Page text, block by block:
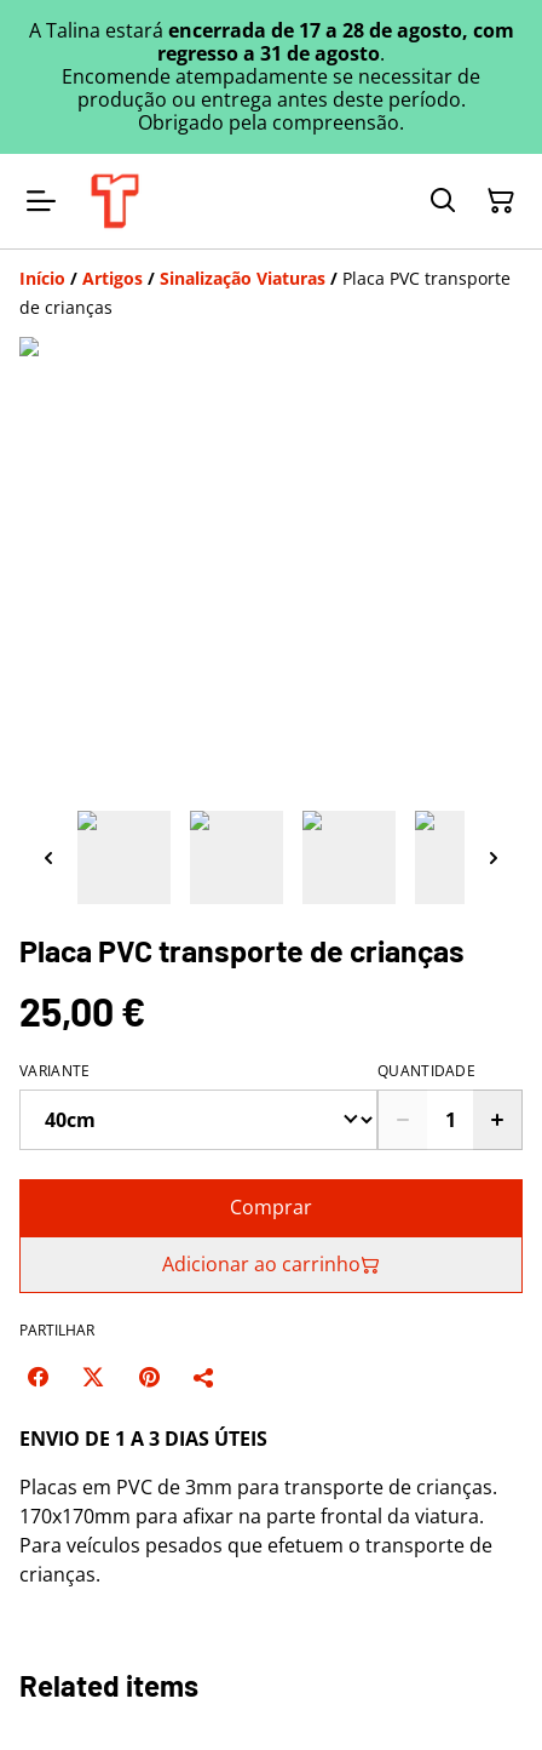
A Talina estará encerrada de 17 a 28 de agosto, com
regresso a 31 de agosto.
Encomende atempadamente se necessitar de
produção ou entrega antes deste período.
Obrigado pela compreensão.
Início / Artigos / Sinalização Viaturas / Placa PVC transporte
de crianças
Placa PVC transporte de crianças
25,00 €
VARIANTE QUANTIDADE
Comprar
Adicionar ao carrinho
PARTILHAR
ENVIO DE 1 A 3 DIAS ÚTEIS
Placas em PVC de 3mm para transporte de crianças.
170x170mm para afixar na parte frontal da viatura.
Para veículos pesados que efetuem o transporte de
crianças.
Related items